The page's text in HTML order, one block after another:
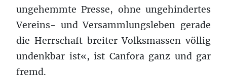
ungehemmte Presse, ohne ungehindertes
Vereins- und Versammlungsleben gerade
die Herrschaft breiter Volksmassen völlig
undenkbar ist«, ist Canfora ganz und gar
fremd.